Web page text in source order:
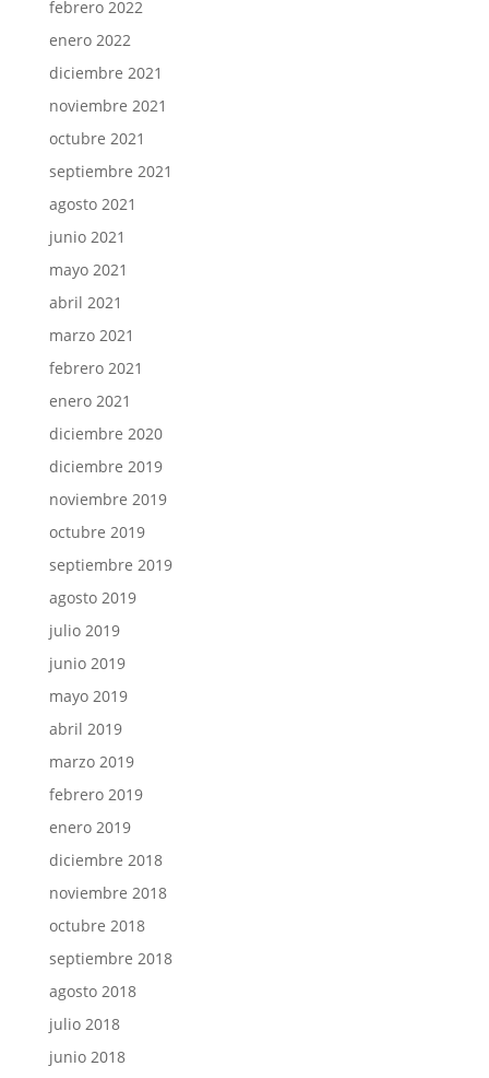
febrero 2022
enero 2022
diciembre 2021
noviembre 2021
octubre 2021
septiembre 2021
agosto 2021
junio 2021
mayo 2021
abril 2021
marzo 2021
febrero 2021
enero 2021
diciembre 2020
diciembre 2019
noviembre 2019
octubre 2019
septiembre 2019
agosto 2019
julio 2019
junio 2019
mayo 2019
abril 2019
marzo 2019
febrero 2019
enero 2019
diciembre 2018
noviembre 2018
octubre 2018
septiembre 2018
agosto 2018
julio 2018
junio 2018